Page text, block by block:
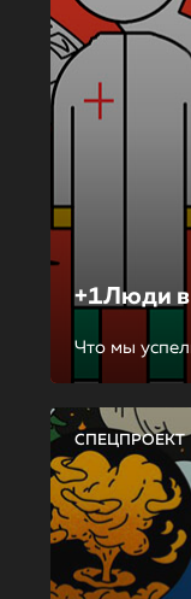
+1Люди в
Что мы
СПЕЦПРОЕКТ